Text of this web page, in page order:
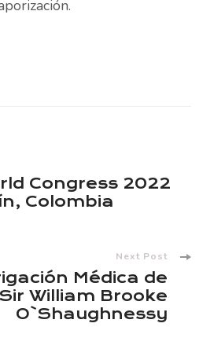
Congress 2022
Colombia
Next Post
Médica de
Sir William Brooke
O`Shaughnessy